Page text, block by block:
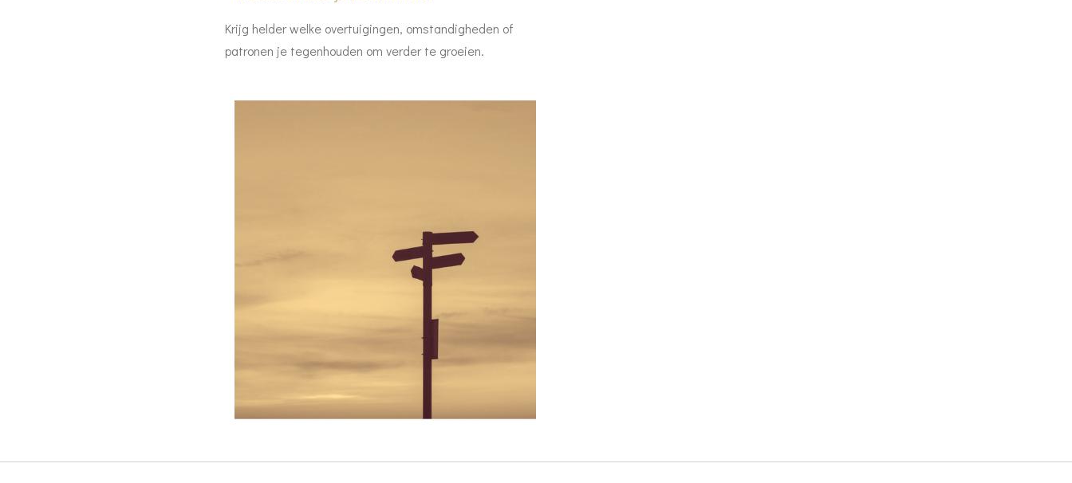
Krijg helder welke overtuigingen, omstandigheden of
patronen je tegenhouden om verder te groeien.